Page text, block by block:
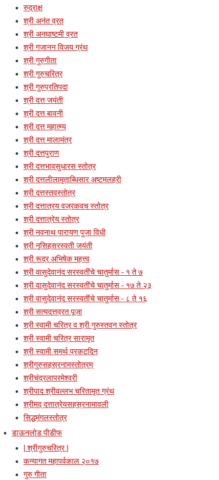
रुद्राक्ष
श्री अनंत व्रत
श्री अनघाष्टमी व्रत
श्री गजानन विजय ग्रंथ
श्री गुरुगीता
श्री गुरुचरित्र
श्री गुरुप्रतिपदा
श्री दत्त जयंती
श्री दत्त बावनी
श्री दत्त महात्म्य
श्री दत्त मालामंत्र
श्री दत्तपुराण
श्री दत्तभावसुधारस स्तोत्र
श्री दत्तलीलामृताब्धिसार अष्टमलहरी
श्री दत्तस्तवस्तोत्र
श्री दत्तात्रय वज्रकवच स्तोत्र
श्री दत्तात्रेय स्तोत्र
श्री नवनाथ पारायण पुजा विधी
श्री नृसिहसरस्वती जयंती
श्री रूद्र अभिषेक महत्त्व
श्री वासुदेवानंद सरस्वतींचे चातुर्मास - १ ते ७
श्री वासुदेवानंद सरस्वतींचे चातुर्मास - १७ ते २३
श्री वासुदेवानंद सरस्वतींचे चातुर्मास - ८ ते १६
श्री सत्यदत्तव्रत पूजा
श्री स्वामी चरित्र व श्री गुरुस्तवन स्तोत्र
श्री स्वामी चरित्र सारामृत
श्री स्वामी समर्थ प्रकटदिन
श्रीगुरुसहस्रनामस्तोत्रम्
श्रीचंद्रलापरमेश्वरी
श्रीपाद श्रीवल्लभ चरितामृत ग्रंथ
श्रीमद् दत्तात्रेयसहस्रनामावली
सिद्धमंगलस्तोत्र
डाऊनलोड पीडीफ
| श्रीगुरुचरित्र |
कन्यागत महापर्वकाल २०१७
गुरु गीता